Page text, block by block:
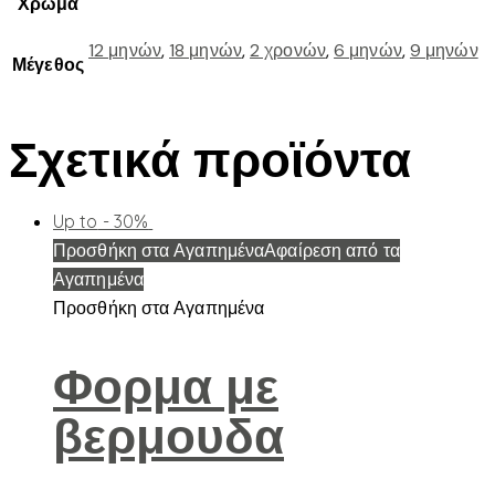
Μέγεθος
12 μηνών,18 μηνών,2 χρονών,6 μηνών,9 μηνών
Σχετικά προϊόντα
Up to - 30%
Προσθήκη στα ΑγαπημέναΑφαίρεση από τα
Αγαπημένα
Προσθήκη στα Αγαπημένα
Φορμα με
βερμουδα